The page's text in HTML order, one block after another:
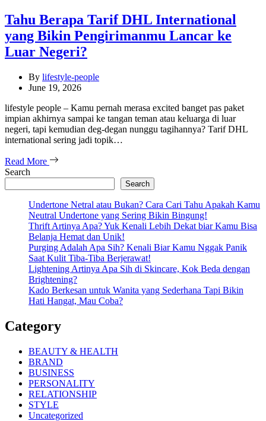
Tahu Berapa Tarif DHL International
yang Bikin Pengirimanmu Lancar ke
Luar Negeri?
By lifestyle-people
June 19, 2026
lifestyle people – Kamu pernah merasa excited banget pas paket
impian akhirnya sampai ke tangan teman atau keluarga di luar
negeri, tapi kemudian deg-degan nunggu tagihannya? Tarif DHL
international sering jadi topik…
Read More
Search
Search
Undertone Netral atau Bukan? Cara Cari Tahu Apakah Kamu
Neutral Undertone yang Sering Bikin Bingung!
Thrift Artinya Apa? Yuk Kenali Lebih Dekat biar Kamu Bisa
Belanja Hemat dan Unik!
Purging Adalah Apa Sih? Kenali Biar Kamu Nggak Panik
Saat Kulit Tiba-Tiba Berjerawat!
Lightening Artinya Apa Sih di Skincare, Kok Beda dengan
Brightening?
Kado Berkesan untuk Wanita yang Sederhana Tapi Bikin
Hati Hangat, Mau Coba?
Category
BEAUTY & HEALTH
BRAND
BUSINESS
PERSONALITY
RELATIONSHIP
STYLE
Uncategorized